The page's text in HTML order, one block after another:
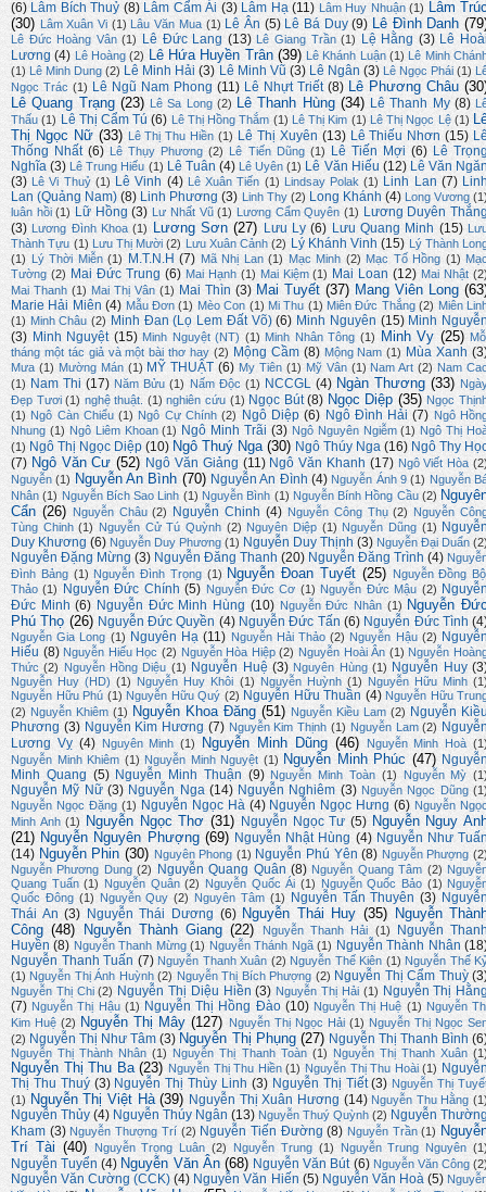
(6) Lâm Bích Thuỷ (8) Lâm Cẩm Ái (3) Lâm Hạ (11) Lâm Huy Nhuận (1) Lâm
(30) Lâm Xuân Vi (1) Lâu Văn Mua (1) Lê Ân (5) Lê Bá Duy (9) Lê Đình Danh
Lê Đức Hoàng Vân (1) Lê Đức Lang (13) Lê Giang Trần (1) Lệ Hằng (3) Lê
Lương (4) Lê Hoàng (2) Lê Hứa Huyền Trân (39) Lê Khánh Luận (1) Lê Minh
(1) Lê Minh Dung (2) Lê Minh Hải (3) Lê Minh Vũ (3) Lê Ngân (3) Lê Ngọc Phái (1)
Ngọc Trác (1) Lê Ngũ Nam Phong (11) Lê Nhựt Triết (8) Lê Phương Châu
Lê Quang Trạng (23) Lê Sa Long (2) Lê Thanh Hùng (34) Lê Thanh My (8)
Thấu (1) Lê Thị Cẩm Tú (6) Lê Thị Hồng Thắm (1) Lê Thị Kim (1) Lê Thị Ngọc Lệ (1)
Thị Ngọc Nữ (33) Lê Thị Thu Hiền (1) Lê Thị Xuyên (13) Lê Thiếu Nhơn (15)
Thống Nhất (6) Lê Thụy Phương (2) Lê Tiến Dũng (1) Lê Tiến Mợi (6) Lê
Nghĩa (3) Lê Trung Hiếu (1) Lê Tuân (4) Lê Uyên (1) Lê Văn Hiếu (12) Lê Văn
(3) Lê Vi Thuỷ (1) Lê Vinh (4) Lê Xuân Tiến (1) Lindsay Polak (1) Linh Lan (7)
Lan (Quảng Nam) (8) Linh Phương (3) Linh Thy (2) Long Khánh (4) Long Vương
luân hồi (1) Lữ Hồng (3) Lư Nhất Vũ (1) Lương Cẩm Quyên (1) Lương Duyên
(3) Lương Đình Khoa (1) Lương Sơn (27) Lưu Ly (6) Lưu Quang Minh (15)
Thành Tựu (1) Lưu Thị Mười (2) Lưu Xuân Cảnh (2) Lý Khánh Vinh (15) Lý Thành
(1)
Lý Thời Miễn (1) M.T.N.H (7) Mã Nhị Lan (1) Mạc Minh (2) Mạc Tố Hồng (1)
Tường (2) Mai Đức Trung (6) Mai Hạnh (1) Mai Kiệm (1) Mai Loan (12) Mai Nhật
Mai Thanh (1) Mai Thị Vân (1) Mai Thìn (3) Mai Tuyết (37) Mang Viên Long
Marie Hải Miên (4) Mẫu Đơn (1) Mèo Con (1) Mi Thu (1) Miên Đức Thắng (2) Miên
(1) Minh Châu (2) Minh Đan (Lọ Lem Đất Võ) (6) Minh Nguyên (15) Minh
(3) Minh Nguyệt (15) Minh Nguyệt (NT) (1) Minh Nhân Tông (1) Minh Vy (25)
tháng một tác giả và một bài thơ hay (2) Mộng Cầm (8) Mộng Nam (1) Mùa Xanh
Mưa (1) Mường Mán (1) MỸ THUẬT (6) My Tiên (1) Mỹ Vân (1) Nam Art (2) Nam
(1) Nam Thi (17) Năm Bửu (1) Nấm Độc (1) NCCGL (4) Ngàn Thương (33)
Đẹp Tươi (1) nghệ thuật. (1) nghiên cứu (1) Ngọc Bút (8) Ngọc Diệp (35) Ngọc
(1) Ngô Càn Chiểu (1) Ngô Cự Chính (2) Ngô Diệp (6) Ngô Đình Hải (7) Ngô
Nhung (1) Ngô Liêm Khoan (1) Ngô Minh Trãi (3) Ngô Nguyên Ngiễm (1) Ngô Thị
(1) Ngô Thị Ngọc Diệp (10) Ngô Thuý Nga (30) Ngô Thúy Nga (16) Ngô Thy
(7) Ngô Văn Cư (52) Ngô Văn Giảng (11) Ngô Văn Khanh (17) Ngô Viết Hòa
Nguyễn (1) Nguyễn An Bình (70) Nguyễn An Đình (4) Nguyễn Ánh 9 (1) Nguyễn
Nhân (1) Nguyễn Bích Sao Linh (1) Nguyễn Bình (1) Nguyễn Bính Hồng Cầu (2)
Cẩn (26) Nguyễn Châu (2) Nguyễn Chinh (4) Nguyễn Công Thụ (2) Nguyễn
Tùng Chinh (1) Nguyễn Cử Tú Quỳnh (2) Nguyên Diệp (1) Nguyễn Dũng (1)
Duy Khương (6) Nguyễn Duy Phương (1) Nguyễn Duy Thịnh (3) Nguyễn Đại Duẩn
Nguyễn Đặng Mừng (3) Nguyễn Đăng Thanh (20) Nguyễn Đăng Trình (4)
Đình Bảng (1) Nguyễn Đình Trọng (1) Nguyễn Đoan Tuyết (25)
Nguyễn Đồng
Thảo (1) Nguyễn Đức Chính (5) Nguyễn Đức Cơ (1) Nguyễn Đức Mậu (2)
Đức Minh (6) Nguyễn Đức Minh Hùng (10) Nguyễn Đức Nhân (1) Nguyễn
Phú Thọ (26) Nguyễn Đức Quyền (4) Nguyễn Đức Tấn (6) Nguyễn Đức Tình
Nguyễn Gia Long (1) Nguyên Hạ (11) Nguyễn Hải Thảo (2) Nguyễn Hậu (2)
Hiếu (8) Nguyễn Hiếu Học (2) Nguyễn Hòa Hiệp (2) Nguyễn Hoài Ân (1) Nguyễn
Thức (2) Nguyễn Hồng Diệu (1) Nguyễn Huệ (3) Nguyên Hùng (1) Nguyễn Huy
Nguyễn Huy (HD) (1) Nguyễn Huy Khôi (1) Nguyễn Huỳnh (1) Nguyễn Hữu Minh
Nguyễn Hữu Phú (1) Nguyễn Hữu Quý (2) Nguyễn Hữu Thuần (4) Nguyễn Hữu
(2) Nguyễn Khiêm (1) Nguyễn Khoa Đăng (51) Nguyễn Kiều Lam (2) Nguyễn
Phương (3) Nguyễn Kim Hương (7) Nguyễn Kim Thịnh (1) Nguyễn Lam (2)
Lương Vỵ (4) Nguyên Minh (1) Nguyễn Minh Dũng (46) Nguyễn Minh Hoà
Nguyễn Minh Khiêm (1) Nguyễn Minh Nguyệt (1) Nguyễn Minh Phúc (47)
Minh Quang (5) Nguyễn Minh Thuận (9) Nguyễn Minh Toàn (1) Nguyễn Mỳ
Nguyễn Mỹ Nữ (3) Nguyễn Nga (14) Nguyễn Nghiêm (3) Nguyễn Ngọc Dũng
Nguyễn Ngọc Đặng (1) Nguyễn Ngọc Hà (4) Nguyễn Ngọc Hưng (6) Nguyễn
Minh Anh (1) Nguyễn Ngọc Thơ (31) Nguyễn Ngọc Tư (5) Nguyễn Nguy
(21) Nguyễn Nguyên Phượng (69) Nguyễn Nhật Hùng (4) Nguyễn Như
(14) Nguyễn Phin (30) Nguyên Phong (1) Nguyễn Phú Yên (8) Nguyễn Phượng
Nguyễn Phương Dung (2) Nguyễn Quang Quân (8) Nguyễn Quang Tâm (2)
Quang Tuấn (1) Nguyễn Quân (2) Nguyễn Quốc Ái (1) Nguyễn Quốc Bảo (1)
Quốc Đông (1) Nguyễn Quy (2) Nguyên Tâm (1) Nguyễn Tấn Thuyên (3)
Thái An (3) Nguyễn Thái Dương (6) Nguyễn Thái Huy (35)
Nguyễn
Công (48) Nguyễn Thành Giang (22) Nguyễn Thanh Hải (1)
Nguyễn
Huyền (8) Nguyễn Thanh Mừng (1) Nguyễn Thánh Ngã (1) Nguyễn Thành Nhân
Nguyễn Thanh Tuấn (7) Nguyễn Thanh Xuân (2) Nguyễn Thế Kiên (1) Nguyễn Thế
(1) Nguyễn Thị Ánh Huỳnh (2) Nguyễn Thị Bích Phượng (2) Nguyễn Thị Cẩm Thuỳ
Nguyễn Thị Chi (2) Nguyễn Thị Diệu Hiền (3) Nguyễn Thị Hải (1) Nguyễn Thị
(7) Nguyễn Thị Hậu (1) Nguyễn Thị Hồng Đào (10) Nguyễn Thị Huệ (1) Nguyễn
Kim Huệ (2) Nguyễn Thị Mây (127) Nguyễn Thị Ngọc Hải (1) Nguyễn Thị Ngọc
(2) Nguyễn Thị Như Tâm (3) Nguyễn Thị Phụng (27) Nguyễn Thị Thanh Bình
Nguyễn Thị Thành Nhân (1) Nguyễn Thị Thanh Toàn (1) Nguyễn Thị Thanh Xuân
Nguyễn Thị Thu Ba (23) Nguyễn Thị Thu Hiền (1) Nguyễn Thị Thu Hoài (1)
Thị Thu Thuý (3) Nguyễn Thị Thùy Linh (3) Nguyễn Thị Tiết (3) Nguyễn Thị
(1) Nguyễn Thị Việt Hà (39) Nguyễn Thị Xuân Hương (14) Nguyễn Thu Hằng
Nguyễn Thủy (4) Nguyễn Thúy Ngân (13) Nguyễn Thuý Quỳnh (2) Nguyễn
Kham (3) Nguyễn Thượng Trí (2) Nguyễn Tiến Đường (8) Nguyễn Trần (1)
Trí Tài (40) Nguyễn Trọng Luân (2) Nguyễn Trung (1) Nguyễn Trung Nguyên
Nguyễn Tuyển (4) Nguyễn Văn Ân (68) Nguyễn Văn Bút (6) Nguyễn Văn Công
Nguyễn Văn Cường (CCK) (4) Nguyễn Văn Hiến (5) Nguyễn Văn Hoà (5)